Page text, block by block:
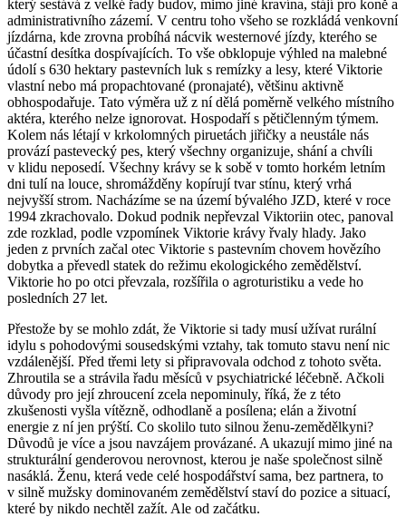
který sestává z velké řady budov, mimo jiné kravína, stájí pro koně a
administrativního zázemí. V centru toho všeho se rozkládá venkovní
jízdárna, kde zrovna probíhá nácvik westernové jízdy, kterého se
účastní desítka dospívajících. To vše obklopuje výhled na malebné
údolí s 630 hektary pastevních luk s remízky a lesy, které Viktorie
vlastní nebo má propachtované (pronajaté), většinu aktivně
obhospodařuje. Tato výměra už z ní dělá poměrně velkého místního
aktéra, kterého nelze ignorovat. Hospodaří s pětičlenným týmem.
Kolem nás létají v krkolomných piruetách jiřičky a neustále nás
provází pastevecký pes, který všechny organizuje, shání a chvíli
v klidu neposedí. Všechny krávy se k sobě v tomto horkém letním
dni tulí na louce, shromážděny kopírují tvar stínu, který vrhá
nejvyšší strom. Nacházíme se na území bývalého JZD, které v roce
1994 zkrachovalo. Dokud podnik nepřevzal Viktoriin otec, panoval
zde rozklad, podle vzpomínek Viktorie krávy řvaly hlady. Jako
jeden z prvních začal otec Viktorie s pastevním chovem hovězího
dobytka a převedl statek do režimu ekologického zemědělství.
Viktorie ho po otci převzala, rozšířila o agroturistiku a vede ho
posledních 27 let.
Přestože by se mohlo zdát, že Viktorie si tady musí užívat rurální
idylu s pohodovými sousedskými vztahy, tak tomuto stavu není nic
vzdálenější. Před třemi lety si připravovala odchod z tohoto světa.
Zhroutila se a strávila řadu měsíců v psychiatrické léčebně. Ačkoli
důvody pro její zhroucení zcela nepominuly, říká, že z této
zkušenosti vyšla vítězně, odhodlaně a posílena; elán a životní
energie z ní jen prýští. Co skolilo tuto silnou ženu-zemědělkyni?
Důvodů je více a jsou navzájem provázané. A ukazují mimo jiné na
strukturální genderovou nerovnost, kterou je naše společnost silně
nasáklá. Ženu, která vede celé hospodářství sama, bez partnera, to
v silně mužsky dominovaném zemědělství staví do pozice a situací,
které by nikdo nechtěl zažít. Ale od začátku.